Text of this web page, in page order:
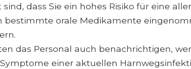
sind, dass Sie ein hohes Risiko für eine
bestimmte orale Medikamente
das Personal auch benachrichtigen,
einer aktuellen